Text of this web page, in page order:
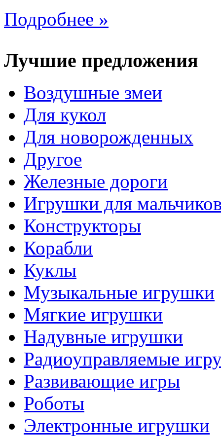
Подробнее »
Лучшие предложения
Воздушные змеи
Для кукол
Для новорожденных
Другое
Железные дороги
Игрушки для
Конструкторы
Корабли
Куклы
Музыкальные игрушки
Мягкие игрушки
Надувные игрушки
Радиоуправляемые
Развивающие игры
Роботы
Электронные игрушки